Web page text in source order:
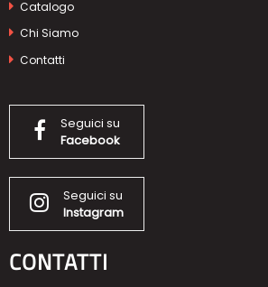
Catalogo
Chi Siamo
Contatti
Seguici su
Facebook
Seguici su
Instagram
CONTATTI